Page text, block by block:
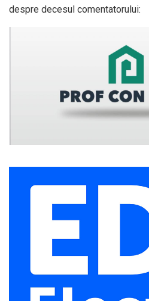
despre decesul comentatorului: